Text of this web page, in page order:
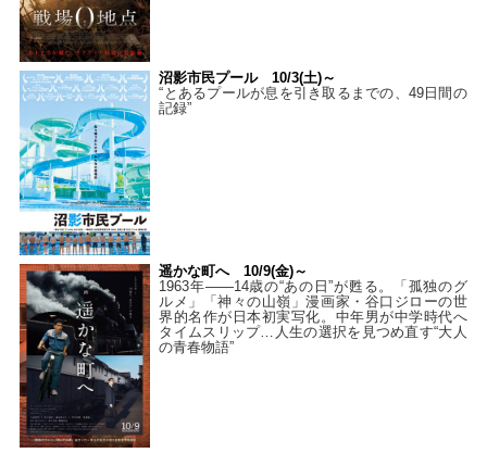
沼影市民プール 10/3(土)～
“とあるプールが息を引き取るまでの、49日間の
記録”
遥かな町へ 10/9(金)～
1963年――14歳の“あの日”が甦る。「孤独のグ
ルメ」「神々の山嶺」漫画家・谷口ジローの世
界的名作が日本初実写化。中年男が中学時代へ
タイムスリップ…人生の選択を見つめ直す“大人
の青春物語”